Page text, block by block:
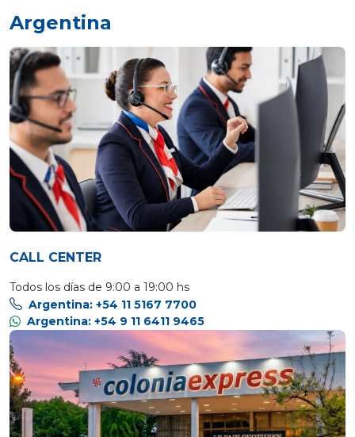
Argentina
CALL CENTER
Todos los días de 9:00 a 19:00 hs
Argentina: +54 11 5167 7700
Argentina: +54 9 11 6411 9465